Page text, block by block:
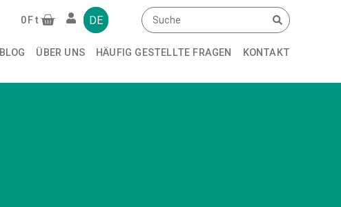
0 Ft DE
BLOG ÜBER UNS HÄUFIG GESTELLTE FRAGEN KONTAKT